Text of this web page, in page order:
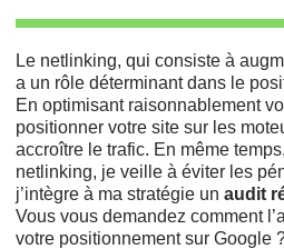
Le netlinking, qui consiste à
a un rôle déterminant dans le
En optimisant raisonnablement
positionner votre site sur les
accroître le trafic. En même
netlinking, je veille à éviter les
j’intègre à ma stratégie unaudit
Vous vous demandez comment
votre positionnement sur Google